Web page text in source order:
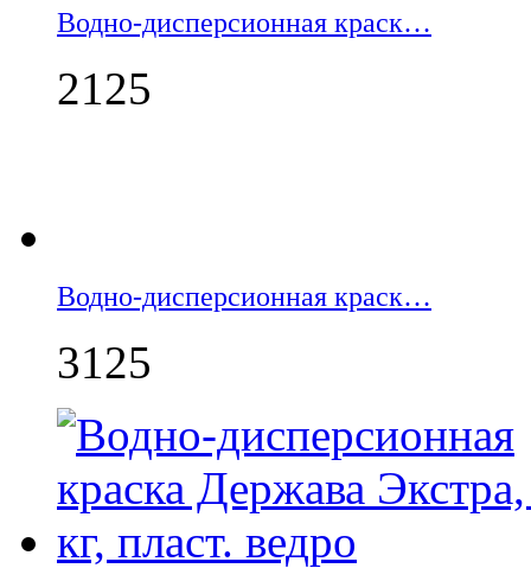
Водно-дисперсионная краск…
2125
Водно-дисперсионная краск…
3125